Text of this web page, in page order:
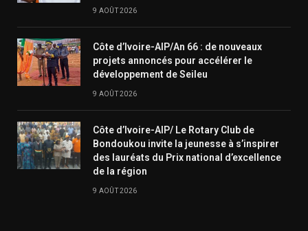
9 AOÛT 2026
Côte d’Ivoire-AIP/An 66 : de nouveaux
projets annoncés pour accélérer le
développement de Seileu
9 AOÛT 2026
Côte d’Ivoire-AIP/ Le Rotary Club de
Bondoukou invite la jeunesse à s’inspirer
des lauréats du Prix national d’excellence
de la région
9 AOÛT 2026